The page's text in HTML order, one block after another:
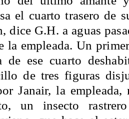
el cuarto trasero de
dice G.H. a aguas
la empleada. Un primer
de ese cuarto
de tres figuras
Janair, la empleada,
un insecto